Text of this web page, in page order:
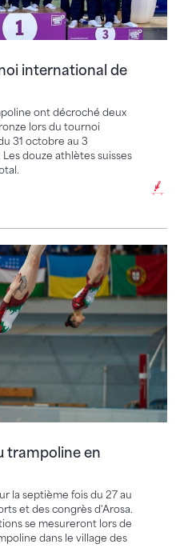
international de
ont décroché deux
lors du tournoi
31 octobre au 3
douze athlètes suisses
trampoline en
la septième fois du 27 au
et des congrès d'Arosa.
se mesureront lors de
dans le village des
en visite à Arosa